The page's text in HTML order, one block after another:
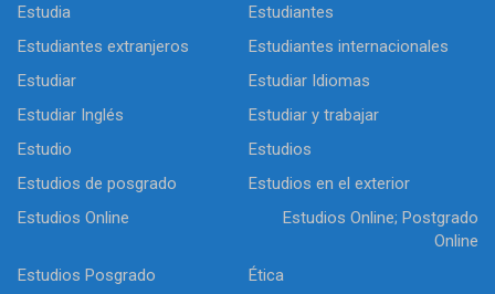
Estudia
Estudiantes
Estudiantes extranjeros
Estudiantes internacionales
Estudiar
Estudiar Idiomas
Estudiar Inglés
Estudiar y trabajar
Estudio
Estudios
Estudios de posgrado
Estudios en el exterior
Estudios Online
Estudios Online; Postgrado
Online
Estudios Posgrado
Ética